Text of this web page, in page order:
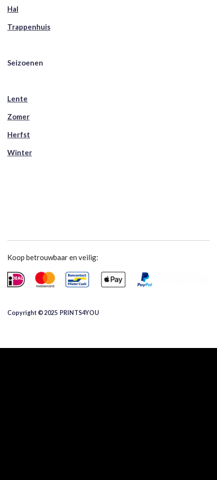
Hal
Trappenhuis
Seizoenen
Lente
Zomer
Herfst
Winter
Koop betrouwbaar en veilig:
Copyright © 2025 ​PRINTS4YOU